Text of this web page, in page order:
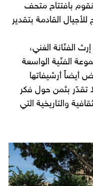
بافتتاح متحف
القادمة بتقدير
الفنّانة الغني،
الفنّية الواسعة
أرشيفاتها
تقدّر بثمن حول فكر
والتاريخية التي